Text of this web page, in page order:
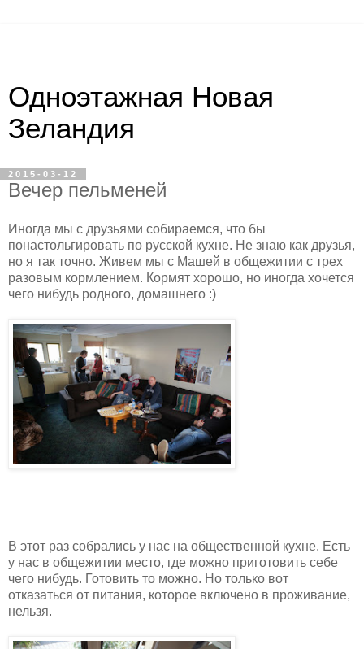
Одноэтажная Новая
Зеландия
2015-03-12
Вечер пельменей
Иногда мы с друзьями собираемся, что бы
понастольгировать по русской кухне. Не знаю как друзья,
но я так точно. Живем мы с Машей в общежитии с трех
разовым кормлением. Кормят хорошо, но иногда хочется
чего нибудь родного, домашнего :)
В этот раз собрались у нас на общественной кухне. Есть
у нас в общежитии место, где можно приготовить себе
чего нибудь. Готовить то можно. Но только вот
отказаться от питания, которое включено в проживание,
нельзя.